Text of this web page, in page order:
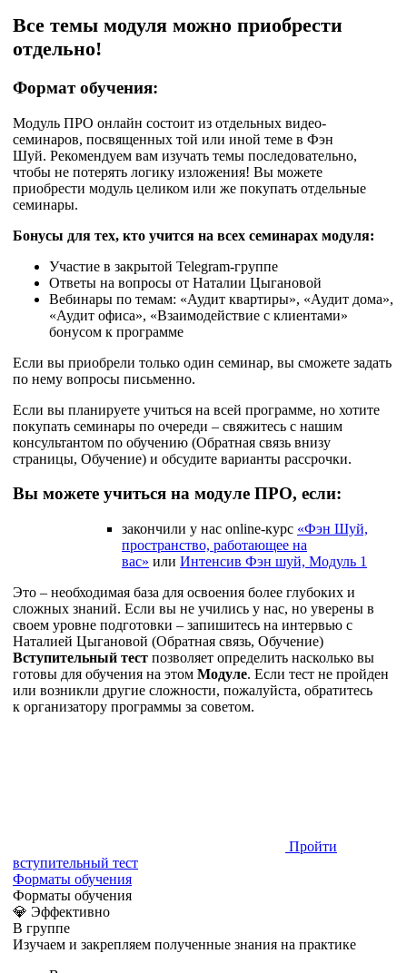
Все темы модуля можно приобрести
отдельно!
Формат обучения:
Модуль ПРО онлайн состоит из отдельных видео-
семинаров, посвященных той или иной теме в Фэн
Шуй. Рекомендуем вам изучать темы последовательно,
чтобы не потерять логику изложения! Вы можете
приобрести модуль целиком или же покупать отдельные
семинары.
Бонусы для тех, кто учится на всех семинарах модуля:
Участие в закрытой Telegram-группе
Ответы на вопросы от Наталии Цыгановой
Вебинары по темам: «Аудит квартиры», «Аудит дома»,
«Аудит офиса», «Взаимодействие с клиентами»
бонусом к программе
Если вы приобрели только один семинар, вы сможете задать
по нему вопросы письменно.
Если вы планируете учиться на всей программе, но хотите
покупать семинары по очереди – свяжитесь с нашим
консультантом по обучению (Обратная связь внизу
страницы, Обучение) и обсудите варианты рассрочки.
Вы можете учиться на модуле ПРО, если:
закончили у нас online-курс «Фэн Шуй,
пространство, работающее на
вас» или Интенсив Фэн шуй, Модуль 1
Это – необходимая база для освоения более глубоких и
сложных знаний. Если вы не учились у нас, но уверены в
своем уровне подготовки – запишитесь на интервью с
Наталией Цыгановой (Обратная связь, Обучение)
Вступительный тест позволяет определить насколько вы
готовы для обучения на этом Модуле. Если тест не пройден
или возникли другие сложности, пожалуйста, обратитесь
к организатору программы за советом.
Пройти
вступительный тест
Форматы обучения
Форматы обучения
💎 Эффективно
В группе
Изучаем и закрепляем полученные знания на практике